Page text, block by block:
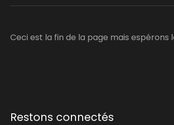
Ceci est la fin de la page mais
Restons connectés